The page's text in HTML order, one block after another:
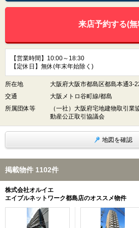
来店予約する(無
【営業時間】10:00～18:30
【定休日】無休(年末年始除く)
所在地
大阪府大阪市都島区都島本通3-
交通
大阪メトロ谷町線/都島
所属団体等
（一社）大阪府宅地建物取引
動産公正取引協議会
地図を確認
掲載物件 1102件
株式会社オルイエ
エイブルネットワーク都島店のオススメ物件